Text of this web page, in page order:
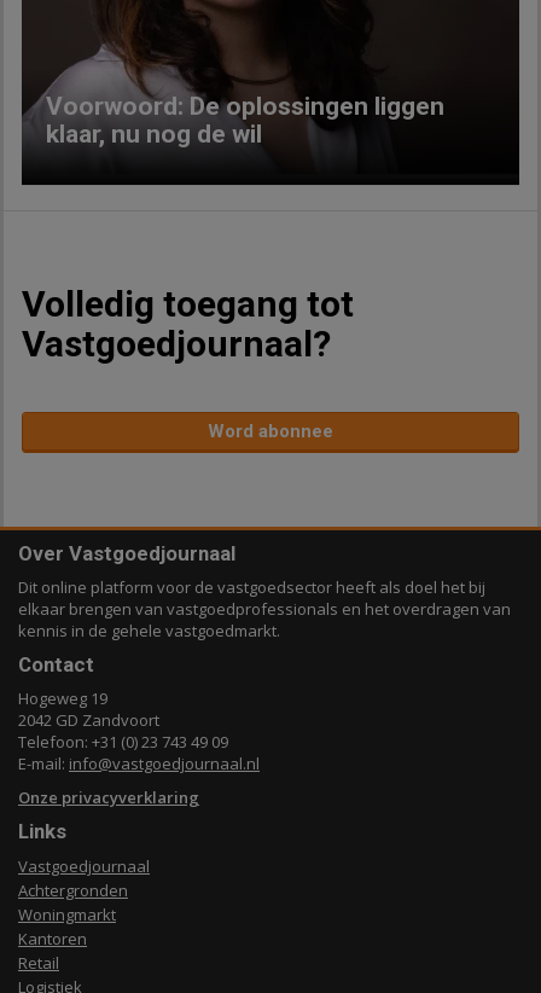
Voorwoord: De oplossingen liggen
klaar, nu nog de wil
Volledig toegang tot
Vastgoedjournaal?
Word abonnee
Over Vastgoedjournaal
Dit online platform voor de vastgoedsector heeft als doel het bij
elkaar brengen van vastgoedprofessionals en het overdragen van
kennis in de gehele vastgoedmarkt.
Contact
Hogeweg 19
2042 GD Zandvoort
Telefoon: +31 (0) 23 743 49 09
E-mail: info@vastgoedjournaal.nl
Onze privacyverklaring
Links
Vastgoedjournaal
Achtergronden
Woningmarkt
Kantoren
Retail
Logistiek